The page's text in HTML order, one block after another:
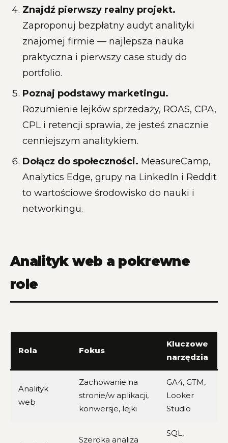
Znajdź pierwszy realny projekt.
Zaproponuj bezpłatny audyt analityki
znajomej firmie — najlepsza nauka
praktyczna i pierwszy case study do
portfolio.
Poznaj podstawy marketingu.
Rozumienie lejków sprzedaży, ROAS, CPA,
CPL i retencji sprawia, że jesteś znacznie
cenniejszym analitykiem.
Dołącz do społeczności. MeasureCamp,
Analytics Edge, grupy na LinkedIn i Reddit
to wartościowe środowisko do nauki i
networkingu.
Analityk web a pokrewne
role
Rola Fokus
Kluczowe
narzędzia
Analityk
web
Zachowanie na
stronie/w aplikacji,
konwersje, lejki
GA4, GTM,
Looker
Studio
Szeroka analiza
SQL,